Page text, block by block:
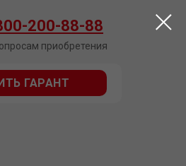
200-88-88
приобретения
ГАРАНТ
ГАРАНТ